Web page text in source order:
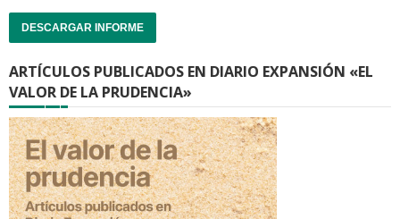
DESCARGAR INFORME
ARTÍCULOS PUBLICADOS EN DIARIO EXPANSIÓN «EL
VALOR DE LA PRUDENCIA»